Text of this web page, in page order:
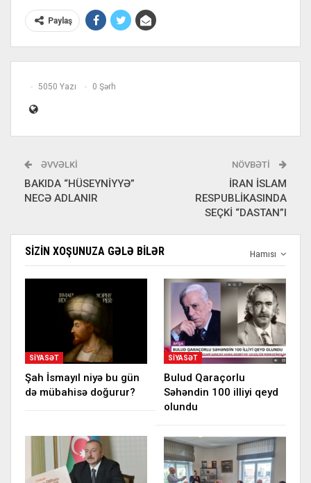
Paylaş
5050 Yazı 0 Şərh
ƏVVƏLKI
BAKIDA “HÜSEYNİYYƏ”
NECƏ ADLANIR
NÖVBƏTI
İRAN İSLAM
RESPUBLİKASINDA
SEÇKİ “DASTAN”I
Hamısı
SIZIN XOŞUNUZA GƏLƏ BILƏR
SIYASƏT
Şah İsmayıl niyə bu gün
də mübahisə doğurur?
SIYASƏT
Bulud Qaraçorlu
Səhəndin 100 illiyi qeyd
olundu